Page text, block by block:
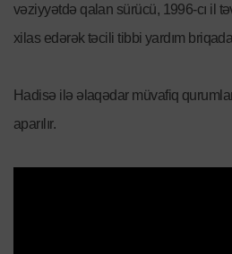
vəziyyətdə qalan sürücü, 1996-cı il
xilas edərək təcili tibbi yardım
Hadisə ilə əlaqədar müvafiq
aparılır.